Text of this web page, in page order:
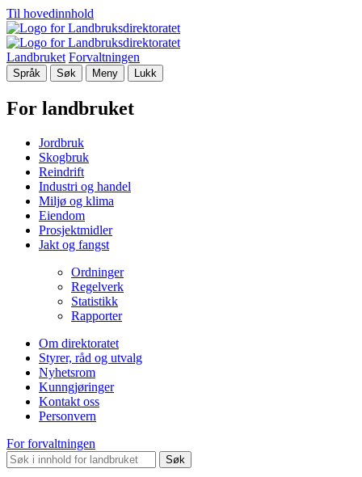
Til hovedinnhold
Landbruket Forvaltningen
Språk Søk Meny Lukk
For landbruket
Jordbruk
Skogbruk
Reindrift
Industri og handel
Miljø og klima
Eiendom
Prosjektmidler
Jakt og fangst
Ordninger
Regelverk
Statistikk
Rapporter
Om direktoratet
Styrer, råd og utvalg
Nyhetsrom
Kunngjøringer
Kontakt oss
Personvern
For forvaltningen
Søk